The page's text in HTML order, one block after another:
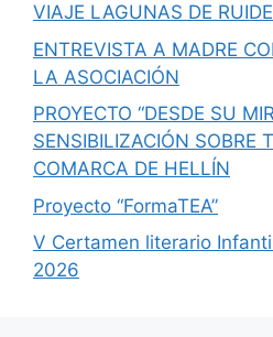
VIAJE LAGUNAS DE
ENTREVISTA A MADRE
LA ASOCIACIÓN
PROYECTO “DESDE SU
SENSIBILIZACIÓN SOBRE
COMARCA DE HELLÍN
Proyecto “FormaTEA”
V Certamen literario
2026